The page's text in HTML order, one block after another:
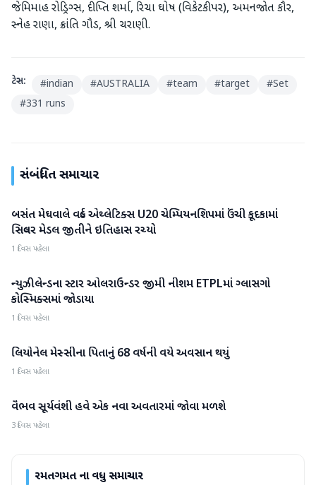
જેમિમાહ રોડ્રિગ્સ, દીપ્તિ શર્મા, રિચા ઘોષ (વિકેટકીપર), અમનજોત કૌર,
સ્નેહ રાણા, ક્રાંતિ ગૌડ, શ્રી ચરાણી.
ટેગ્સ: #indian #AUSTRALIA #team #target #Set
#331 runs
સંબંધિત સમાચાર
રમતગમત
બસંત મેઘવાલે વર્લ્ડ એથ્લેટિક્સ U20 ચેમ્પિયનશિપમાં ઉંચી કૂદકામાં
સિલ્વર મેડલ જીતીને ઇતિહાસ રચ્યો
1 દિવસ પહેલા
રમતગમત
ન્યુઝીલેન્ડના સ્ટાર ઓલરાઉન્ડર જીમી નીશમ ETPLમાં ગ્લાસગો
કોસ્મિક્સમાં જોડાયા
1 દિવસ પહેલા
રમતગમત
લિયોનેલ મેસ્સીના પિતાનું 68 વર્ષની વયે અવસાન થયું
1 દિવસ પહેલા
રમતગમત
વૈભવ સૂર્યવંશી હવે એક નવા અવતારમાં જોવા મળશે
3 દિવસ પહેલા
રમતગમતના વધુ સમાચાર